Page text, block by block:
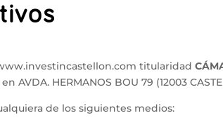
titularidad
AVDA. HERMANOS BOU 79 (12003
de los siguientes medios: